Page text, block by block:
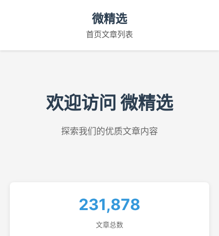
微精选
首页文章列表
欢迎访问 微精选
探索我们的优质文章内容
231,878
文章总数